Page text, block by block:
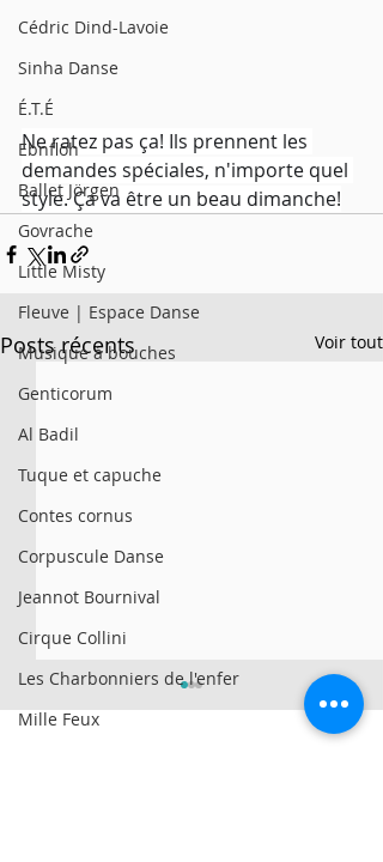
Cédric Dind-Lavoie
Sinha Danse
É.T.É
Ebnfloh
Ballet Jörgen
Govrache
Little Misty
Fleuve | Espace Danse
Musique à bouches
Genticorum
Al Badil
Tuque et capuche
Contes cornus
Corpuscule Danse
Jeannot Bournival
Cirque Collini
Les Charbonniers de l'enfer
Mille Feux
Ne ratez pas ça! Ils prennent les
demandes spéciales, n'importe quel
style. Ça va être un beau dimanche!
Posts récents Voir tout